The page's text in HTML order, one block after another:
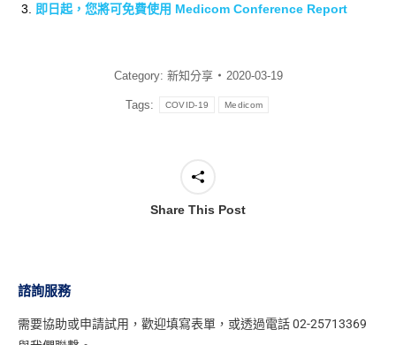
即日起，您將可免費使用 Medicom Conference Report
Category: 新知分享 2020-03-19
Tags: COVID-19 Medicom
Share This Post
諮詢服務
需要協助或申請試用， 歡迎填寫表單 ，或透過電話 02-25713369